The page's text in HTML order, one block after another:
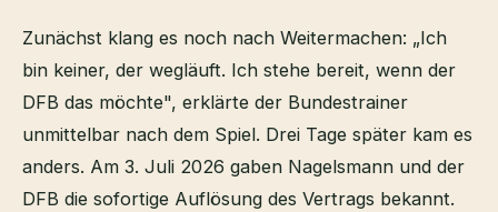
Zunächst klang es noch nach Weitermachen: „Ich
bin keiner, der wegläuft. Ich stehe bereit, wenn der
DFB das möchte", erklärte der Bundestrainer
unmittelbar nach dem Spiel. Drei Tage später kam es
anders. Am 3. Juli 2026 gaben Nagelsmann und der
DFB die sofortige Auflösung des Vertrags bekannt.